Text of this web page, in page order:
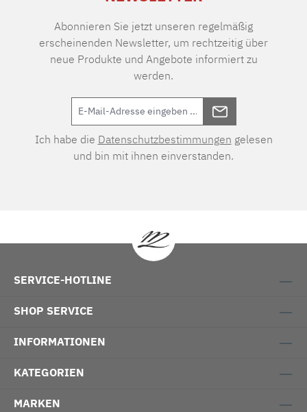
Abonnieren Sie jetzt unseren regelmäßig
erscheinenden Newsletter, um rechtzeitig über
neue Produkte und Angebote informiert zu
werden.
Ich habe die Datenschutzbestimmungen gelesen
und bin mit ihnen einverstanden.
SERVICE-HOTLINE
SHOP SERVICE
INFORMATIONEN
KATEGORIEN
MARKEN